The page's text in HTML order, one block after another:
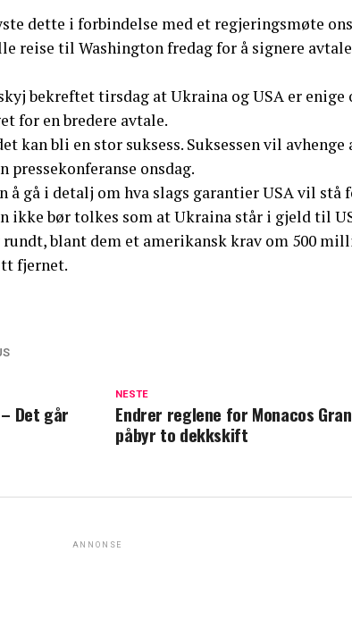
dette i forbindelse med et regjeringsmøte
reise til Washington fredag for å signere
bekreftet tirsdag at Ukraina og USA er enige
for en bredere avtale.
kan bli en stor suksess. Suksessen vil avhenge
pressekonferanse onsdag.
gå i detalj om hva slags garantier USA vil stå
ikke bør tolkes som at Ukraina står i gjeld til
blant dem et amerikansk krav om 500
fjernet.
NESTE
Endrer reglene for Monacos
påbyr to dekkskift
Det går
ANNONSE